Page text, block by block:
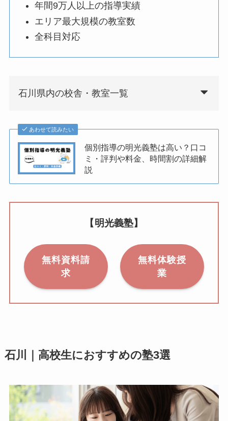
年間9万人以上の指導実績
エリア最大規模の教室数
全科目対応
石川県内の校舎・教室一覧
あわせて読みたい
個別指導の明光義塾は高い？口コ
ミ・評判や料金、時間割の詳細解
説
【明光義塾】
無料資料請
求
無料体験授
業
石川｜高校生におすすめの塾3選